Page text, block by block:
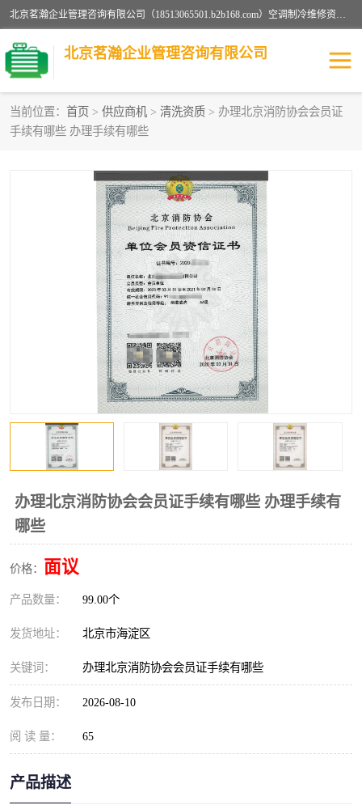
北京茗瀚企业管理咨询有限公司（18513065501.b2b168.com）空调制冷维修资质,油烟管道清洗资质,清洗行业资质公司秉承“顾客至上，锐意进缺的经营理念，我们提供高质量的产品，坚持“客户”的原则为广大客户提供贴心服务。如果你对公司的产品感兴趣，可以联系高经理，我们会用好的产品和服务让您满意。
北京茗瀚企业管理咨询有限公司
当前位置： 首页 > 供应商机 > 清洗资质 > 办理北京消防协会会员证
手续有哪些 办理手续有哪些
办理北京消防协会会员证手续有哪些 办理手续有
哪些
价格： 面议
产品数量： 99.00个
发货地址： 北京市海淀区
关键词： 办理北京消防协会会员证手续有哪些
发布日期： 2026-08-10
阅 读 量： 65
产品描述
烟道清洗资质
认证服务
防爆电气维修安装资质 空调制冷维修安装资质
矿用设备检修资质